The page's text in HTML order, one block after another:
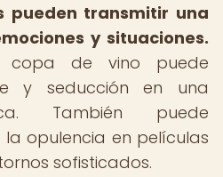
pueden transmitir una
y situaciones.
copa de vino puede
y seducción en una
También puede
opulencia en películas
sofisticados.